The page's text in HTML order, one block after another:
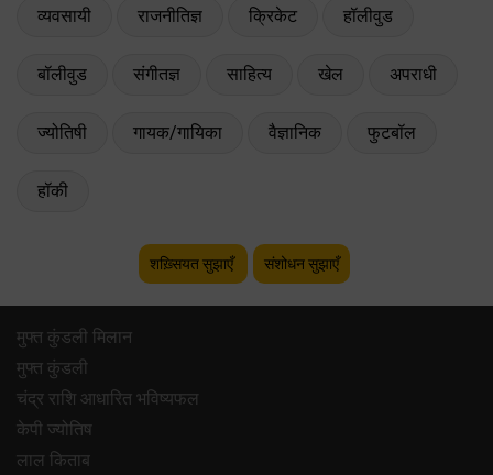
व्यवसायी राजनीतिज्ञ क्रिकेट हॉलीवुड
बॉलीवुड संगीतज्ञ साहित्य खेल अपराधी
ज्योतिषी गायक/गायिका वैज्ञानिक फुटबॉल
हॉकी
शख़्सियत सुझाएँ संशोधन सुझाएँ
मुफ्त कुंडली मिलान
मुफ्त कुंडली
चंद्र राशि आधारित भविष्यफल
केपी ज्योतिष
लाल किताब